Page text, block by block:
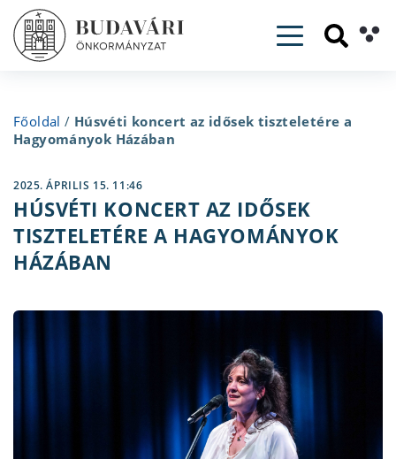
Toggle
Főoldal / Húsvéti koncert az idősek tiszteletére a
Hagyományok Házában
2025. ÁPRILIS 15. 11:46
HÚSVÉTI KONCERT AZ IDŐSEK
TISZTELETÉRE A HAGYOMÁNYOK
HÁZÁBAN